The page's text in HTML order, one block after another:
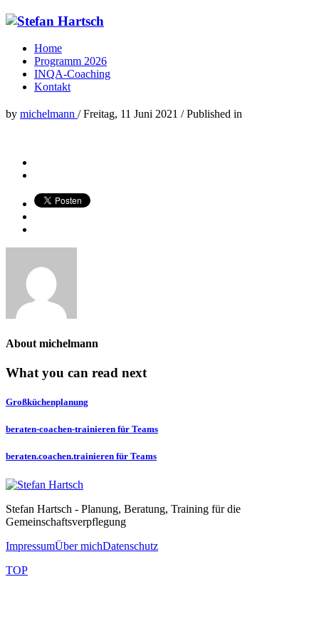
Home
Programm 2026
INQA-Coaching
Kontakt
by michelmann /Freitag, 11 Juni 2021 /Published in
About michelmann
What you can read next
Großküchenplanung
beraten-coachen-trainieren für Teams
beraten.coachen.trainieren für Teams
Stefan Hartsch - Planung, Beratung, Training für die
Gemeinschaftsverpflegung
ImpressumÜber michDatenschutz
TOP